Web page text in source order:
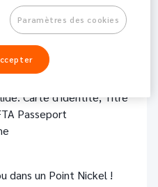
compte sans condition de
vous avez
Carte d'identité, Titre
Passeport
dans un Point Nickel !
Paramètres des cookies